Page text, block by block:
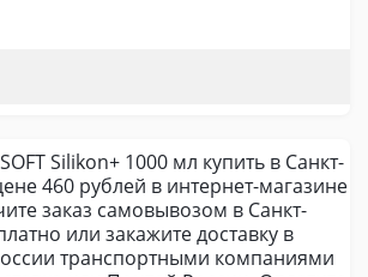
Silikon+ 1000 мл купить в Санкт-
460 рублей в интернет-магазине
заказ самовывозом в Санкт-
или закажите доставку в
транспортными компаниями